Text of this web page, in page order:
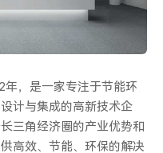
，是一家专注于节能环
计与集成的高新技术企
三角经济圈的产业优势和
高效、节能、环保的解决